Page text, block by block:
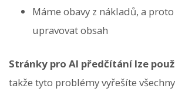
Máme obavy z nákladů, a
upravovat obsah
Stránky pro AI předčítání lze
takže tyto problémy vyřešíte